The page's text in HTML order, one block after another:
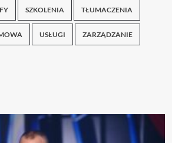
SZKOLENIA TŁUMACZENIA
USŁUGI ZARZĄDZANIE